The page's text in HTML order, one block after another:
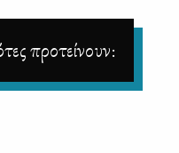
προτείνουν: